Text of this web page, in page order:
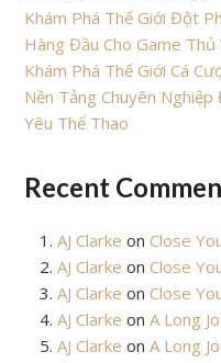
Khám Phá Thế Giới Đột
Hàng Đầu Cho Game Thủ
Khám Phá Thế Giới Cá
Nền Tảng Chuyên
Yêu Thể Thao
Recent
AJ Clarke on Close
AJ Clarke on Close
AJ Clarke on Close
AJ Clarke onA Long
AJ Clarke onA Long